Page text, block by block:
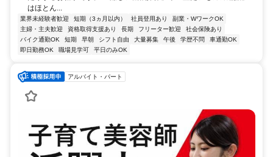
はほとん...
業界未経験者歓迎 短期（3ヵ月以内） 社員登用あり
副業・WワークOK
主婦・主夫歓迎
資格取得支援あり 長期 フリーター歓迎
社会保険あり
バイク通勤OK
短期 早朝 シフト自由 大量募集 午後 学歴不問
車通勤OK
即日勤務OK
職場見学可 平日のみOK
アルバイト・パート